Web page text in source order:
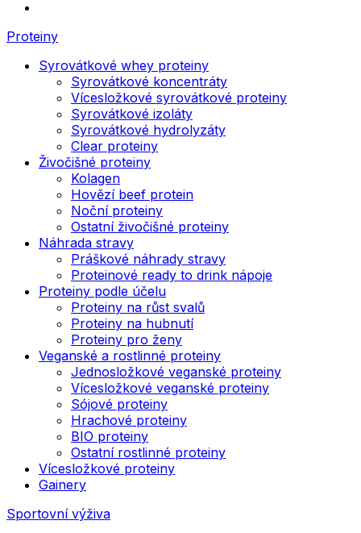
Proteiny
Syrovátkové whey proteiny
Syrovátkové koncentráty
Vícesložkové syrovátkové proteiny
Syrovátkové izoláty
Syrovátkové hydrolyzáty
Clear proteiny
Živočišné proteiny
Kolagen
Hovězí beef protein
Noční proteiny
Ostatní živočišné proteiny
Náhrada stravy
Práškové náhrady stravy
Proteinové ready to drink nápoje
Proteiny podle účelu
Proteiny na růst svalů
Proteiny na hubnutí
Proteiny pro ženy
Veganské a rostlinné proteiny
Jednosložkové veganské proteiny
Vícesložkové veganské proteiny
Sójové proteiny
Hrachové proteiny
BIO proteiny
Ostatní rostlinné proteiny
Vícesložkové proteiny
Gainery
Sportovní výživa